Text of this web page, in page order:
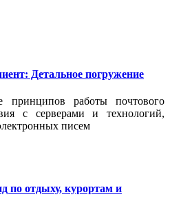
Детальное погружение
принципов работы почтового
с серверами и технологий,
писем
по отдыху, курортам и